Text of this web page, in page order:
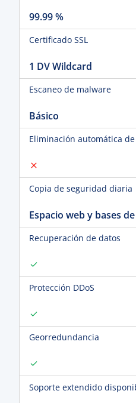
99.99 %
Certificado SSL
1 DV Wildcard
Escaneo de malware
Básico
Eliminación automática
Copia de seguridad diaria
Espacio web y bases
Recuperación de datos
Protección DDoS
Georredundancia
Soporte extendido